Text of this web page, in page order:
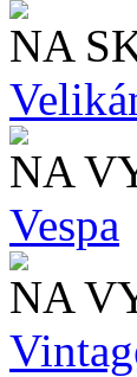
NA
NA
Vespa
NA